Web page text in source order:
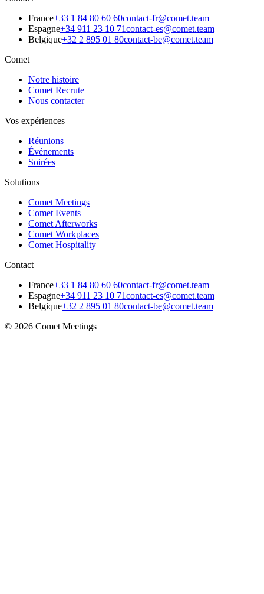
France+33 1 84 80 60 60contact-fr@comet.team
Espagne+34 911 23 10 71contact-es@comet.team
Belgique+32 2 895 01 80contact-be@comet.team
Comet
Notre histoire
Comet Recrute
Nous contacter
Vos expériences
Réunions
Événements
Soirées
Solutions
Comet Meetings
Comet Events
Comet Afterworks
Comet Workplaces
Comet Hospitality
Contact
France+33 1 84 80 60 60contact-fr@comet.team
Espagne+34 911 23 10 71contact-es@comet.team
Belgique+32 2 895 01 80contact-be@comet.team
© 2026 Comet Meetings